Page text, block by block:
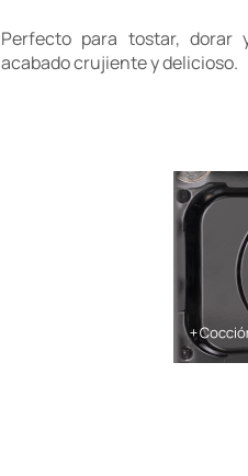
Perfecto para tostar,
acabado crujiente y delicioso.